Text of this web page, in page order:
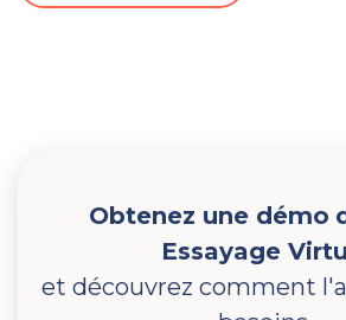
Obtenez une démo
Essayage
et découvrez comment